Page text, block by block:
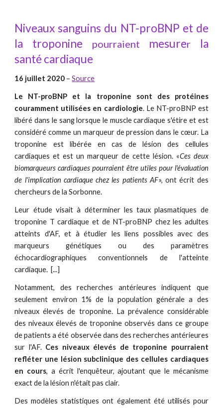
Niveaux sanguins du NT-proBNP et de
la troponine
pourraient mesurer la
santé cardiaque
16 juillet 2020 –Source
Le NT-proBNP et la troponine sont des protéines
couramment utilisées en cardiologie. Le NT-proBNP est
libéré dans le sang lorsque le muscle cardiaque s'étire et est
considéré comme un marqueur de pression dans le cœur. La
troponine est libérée en cas de lésion des cellules
cardiaques et est un marqueur de cette lésion. «Ces deux
biomarqueurs cardiaques pourraient être utiles pour l'évaluation
de l'implication cardiaque chez les patients AF», ont écrit des
chercheurs de la Sorbonne.
Leur étude visait à déterminer les taux plasmatiques de
troponine T cardiaque et de NT-proBNP chez les adultes
atteints d'AF, et à étudier les liens possibles avec des
marqueurs génétiques ou des paramètres
échocardiographiques conventionnels de l'atteinte
cardiaque. [...]
Notamment, des recherches antérieures indiquent que
seulement environ 1% de la population générale a des
niveaux élevés de troponine. La prévalence considérable
des niveaux élevés de troponine observés dans ce groupe
de patients a été observée dans des recherches antérieures
sur l'AF. Ces niveaux élevés de troponine pourraient
refléter une lésion subclinique des cellules cardiaques
en cours, a écrit l'enquêteur, ajoutant que le mécanisme
exact de la lésion n'était pas clair.
Des modèles statistiques ont également été utilisés pour